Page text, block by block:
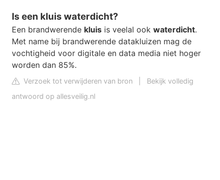
Is een kluis waterdicht?
Een brandwerende kluis is veelal ook waterdicht.
Met name bij brandwerende datakluizen mag de
vochtigheid voor digitale en data media niet hoger
worden dan 85%.
Verzoek tot verwijderen van bron
Bekijk volledig
antwoord op allesveilig.nl